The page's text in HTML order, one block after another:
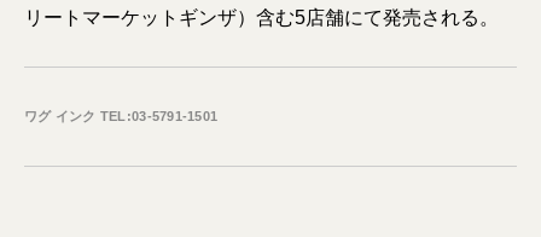
リートマーケットギンザ）含む5店舗にて発売される。
ワグ インク TEL:03-5791-1501